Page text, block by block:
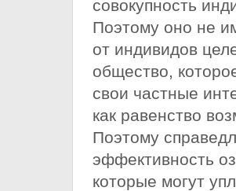
совокупность
Поэтому оно не
от индивидов
общество,
свои частные
как равенство
Поэтому
эффективность
которые могут